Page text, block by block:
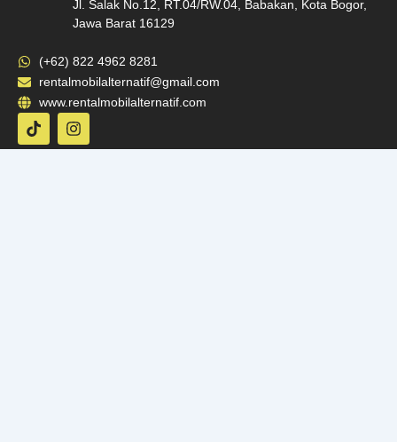
Jl. Salak No.12, RT.04/RW.04, Babakan, Kota Bogor,
Jawa Barat 16129
(+62) 822 4962 8281
rentalmobilalternatif@gmail.com
www.rentalmobilalternatif.com
T
i
k
I
n
s